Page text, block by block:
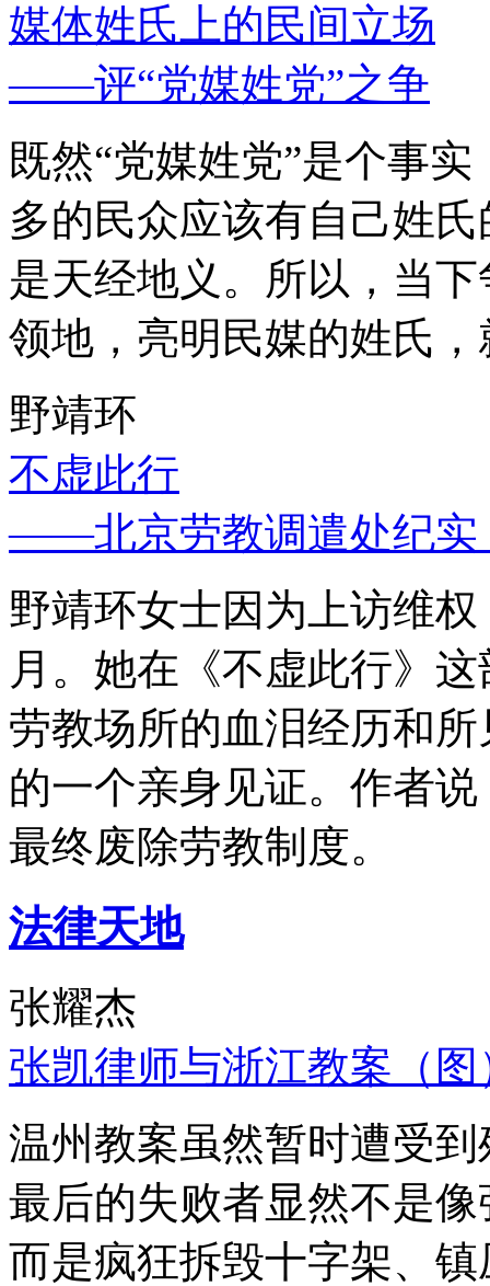
媒体姓氏上的民间立场
——评“党媒姓党”之争
既然“党媒姓党”是个事
多的民众应该有自己姓
是天经地义。所以，当
领地，亮明民媒的姓氏
野靖环
不虚此行
——北京劳教调遣处纪实
野靖环女士因为上访维
月。她在《不虚此行》
劳教场所的血泪经历和
的一个亲身见证。作者
最终废除劳教制度。
法律天地
张耀杰
张凯律师与浙江教案（图
温州教案虽然暂时遭受
最后的失败者显然不是
而是疯狂拆毁十字架、